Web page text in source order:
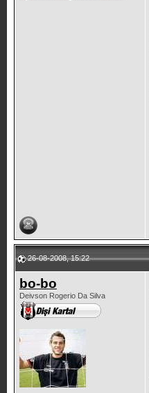
26-08-2008, 15:22
bo-bo
Deivson Rogerio Da Silva